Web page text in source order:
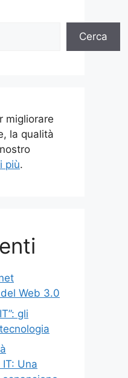
Cerca
migliorare
la qualità
più.
Web 3.0
gli
Una